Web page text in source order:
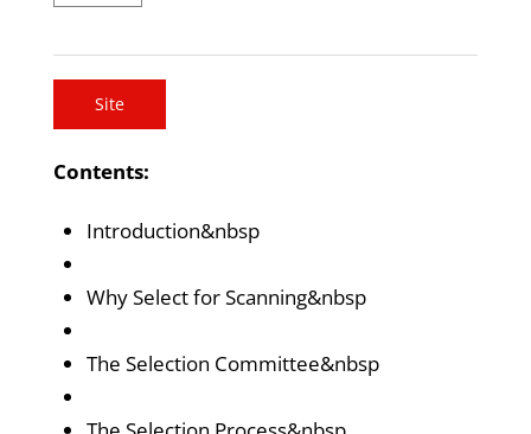
Site
Contents:
Introduction&nbsp
Why Select for Scanning&nbsp
The Selection Committee&nbsp